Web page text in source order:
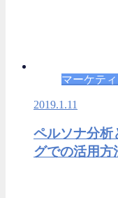
マーケテ
2019.1.11
ペルソナ分析
グでの活用方